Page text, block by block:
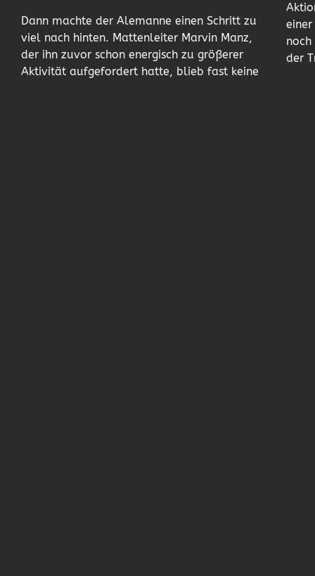
Dann machte der Alemanne einen Schritt zu
viel nach hinten. Mattenleiter Marvin Manz,
der ihn zuvor schon energisch zu größerer
Aktivität aufgefordert hatte, blieb fast keine
der